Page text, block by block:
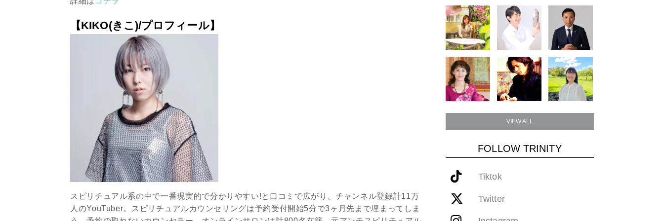
【KIKO(きこ)/プロフィール】
スピリチュアル系の中で一番現実的で分かりやすい!と口コミで広がり、チャンネル登録計11万
人のYouTuber。スピリチュアルカウンセリングは予約受付開始5分で3ヶ月先まで埋まってしま
VIEW ALL
FOLLOW TRINITY
Tiktok
Twitter